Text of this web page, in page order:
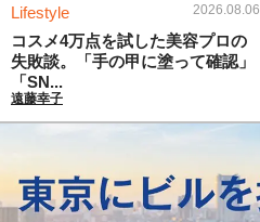
Lifestyle 2026.08.06
コスメ4万点を試した美容プロの
失敗談。「手の甲に塗って確認」
「SN...
遠藤幸子